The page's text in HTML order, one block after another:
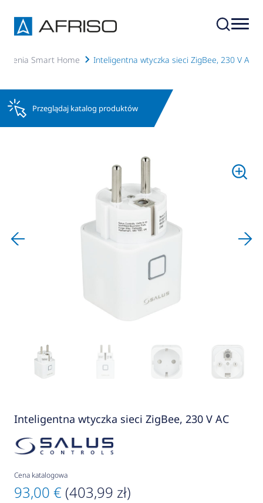
Smart Home Inteligentna wtyczka sieci ZigBee, 230 V AC
Przeglądaj katalog produktów
Inteligentna wtyczka sieci ZigBee, 230 V AC
Cena katalogowa
93,00 € (403,99 zł)